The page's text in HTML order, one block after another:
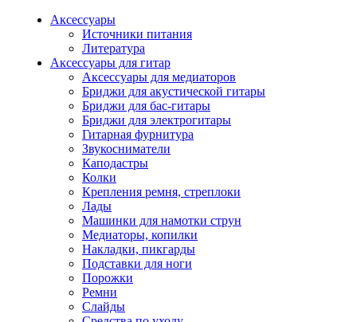
Аксессуары
Источники питания
Литература
Аксессуары для гитар
Аксессуары для медиаторов
Бриджи для акустической гитары
Бриджи для бас-гитары
Бриджи для электрогитары
Гитарная фурнитура
Звукосниматели
Каподастры
Колки
Крепления ремня, стреплоки
Лады
Машинки для намотки струн
Медиаторы, копилки
Накладки, пикгарды
Подставки для ноги
Порожки
Ремни
Слайды